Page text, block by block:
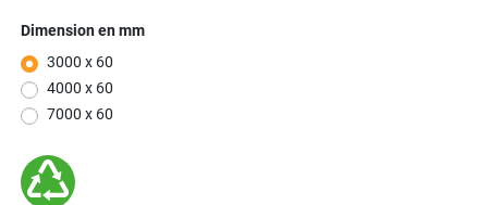
Dimension en mm
3000 x 60
4000 x 60
7000 x 60